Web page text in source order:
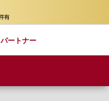
パートナー